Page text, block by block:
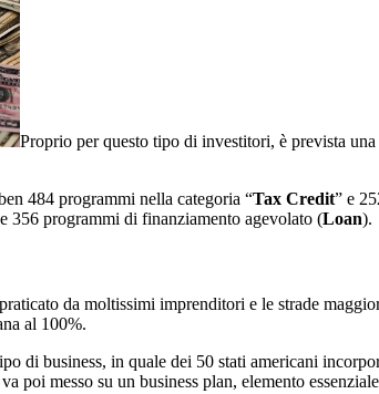
Proprio per questo tipo di investitori, è prevista una
484 programmi nella categoria “Tax Credit” e
356 programmi di finanziamento agevolato (Loan).
da moltissimi imprenditori e le strade
al 100%.
di business, in quale dei 50 stati americani
poi messo su un business plan, elemento